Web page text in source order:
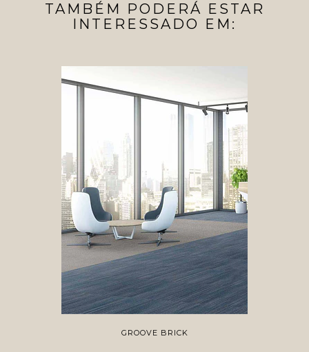
TAMBÉM PODERÁ ESTAR
INTERESSADO EM:
GROOVE BRICK